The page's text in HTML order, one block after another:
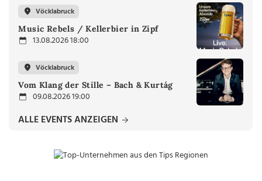
Vöcklabruck
Music Rebels / Kellerbier in Zipf
13.08.2026 18:00
Vöcklabruck
Vom Klang der Stille – Bach & Kurtág
09.08.2026 19:00
ALLE EVENTS ANZEIGEN